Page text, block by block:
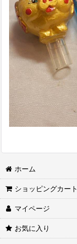
ホーム
ショッピングカート
マイページ
お気に入り